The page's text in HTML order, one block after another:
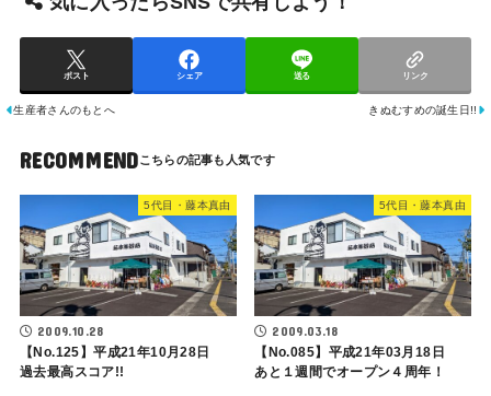
ポスト シェア 送る リンク
生産者さんのもとへ きぬむすめの誕生日!!
RECOMMEND
5代目・藤本真由
2009.10.28
【No.125】平成21年10月28日
過去最高スコア!!
5代目・藤本真由
2009.03.18
【No.085】平成21年03月18日
あと１週間でオープン４周年！